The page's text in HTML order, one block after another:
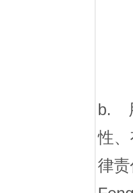
b.
性
律